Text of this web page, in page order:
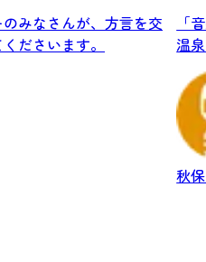
みなさんが、方言を交
ださいます。
「
温
秋